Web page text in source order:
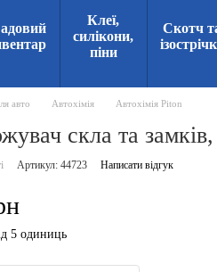
Клеї,
силікони,
піни
Скотч
авто Автохімія Автохімія Piton
скла та
Артикул: 44723 Написати відгук
5 одиниць